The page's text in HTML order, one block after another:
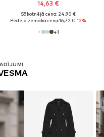
14,63 €
Sākotnējā cena: 24,90 €
Pēdējā zemākā cena:16,72 €-12%
+1